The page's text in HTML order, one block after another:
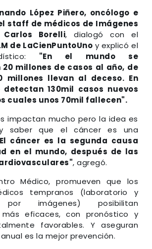
López Piñero, oncólogo e
staff de médicos de Imágenes
Carlos Borelli, dialogó con el
de LaCienPuntoUno y explicó el
"En el mundo se
millones de casos al año, de
millones llevan al deceso. En
130mil casos nuevos
cuales unos 70mil fallecen".
impactan mucho pero la idea es
saber que el cáncer es una
El cáncer es la segunda causa
en el mundo, después de las
, agregó.
Médico, promueven que los
tempranos (laboratorio y
por imágenes) posibilitan
eficaces, con pronóstico y
favorables. Y aseguran
es la mejor prevención.